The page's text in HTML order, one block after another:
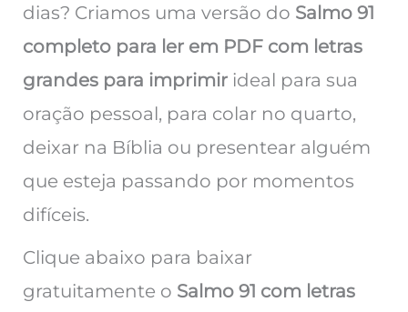
dias? Criamos uma versão do Salmo 91
completo para ler em PDF com letras
grandes para imprimir ideal para sua
oração pessoal, para colar no quarto,
deixar na Bíblia ou presentear alguém
que esteja passando por momentos
difíceis.
Clique abaixo para baixar
gratuitamente o Salmo 91 com letras